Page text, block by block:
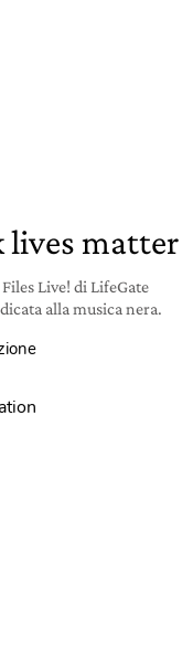
lives matter
Live! di LifeGate
alla musica nera.